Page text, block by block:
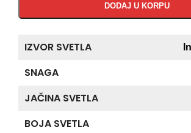
DODAJ U KORPU
IZVOR SVETLA
SNAGA
JAČINA SVETLA
BOJA SVETLA